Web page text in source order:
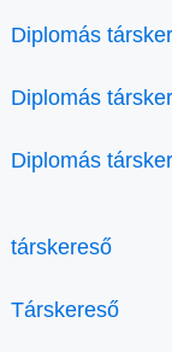
Diplomás
Diplomás
Diplomás
társkereső
Társkereső